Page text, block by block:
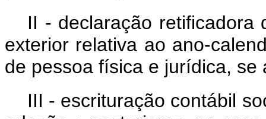
II - declaração retificadora
exterior relativa ao ano-
de pessoa física e jurídica, se
III - escrituração contábil